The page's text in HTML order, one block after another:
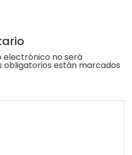
electrónico no será
obligatorios están marcados